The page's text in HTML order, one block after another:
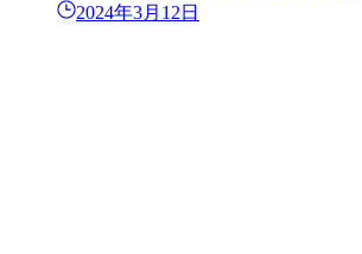
2024年3月12日